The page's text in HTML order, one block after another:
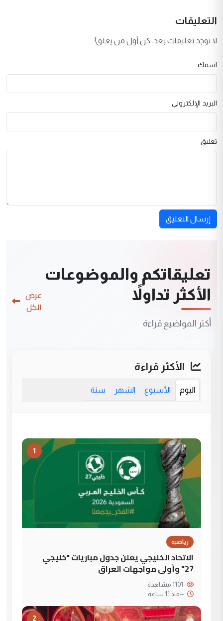
التعليقات
لا توجد تعليقات بعد. كن أول من يعلق!
اسمك
البريد الإلكتروني
تعليق
إرسال التعليق
تعليقاتكم والموضوعات
الأكثر تداولاً
أكثر المواضيع قراءة
عرض
الكل
الأكثر قراءة
اليوم الأسبوع الشهر سنة
1
رياضية
الاتحاد الخليجي يعلن جدول مباريات "خليجي
27" وأولى مواجهات العراق
--منذ 11 ساعة
2